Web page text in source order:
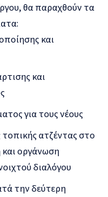
θα παραχθούν τα
και
και
για τους νέους
ατζέντας στο
οργάνωση
διαλόγου
την δεύτερη